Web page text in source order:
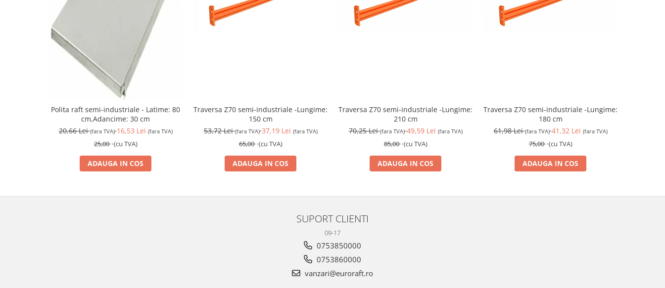
Polita raft semi-industriale - Latime: 80
cm,Adancime: 30 cm
20,66 Lei(fara TVA) 16,53 Lei (fara TVA)
25,00 (cu TVA)
ADAUGA IN COS
Traversa Z70 semi-industriale -Lungime:
150 cm
53,72 Lei(fara TVA) 37,19 Lei (fara TVA)
65,00 (cu TVA)
ADAUGA IN COS
Traversa Z70 semi-industriale -Lungime:
210 cm
70,25 Lei(fara TVA) 49,59 Lei (fara TVA)
85,00 (cu TVA)
ADAUGA IN COS
Traversa Z70 semi-industriale -Lungime:
180 cm
61,98 Lei(fara TVA) 41,32 Lei (fara TVA)
75,00 (cu TVA)
ADAUGA IN COS
SUPORT CLIENTI
09-17
0753850000
0753860000
vanzari@euroraft.ro